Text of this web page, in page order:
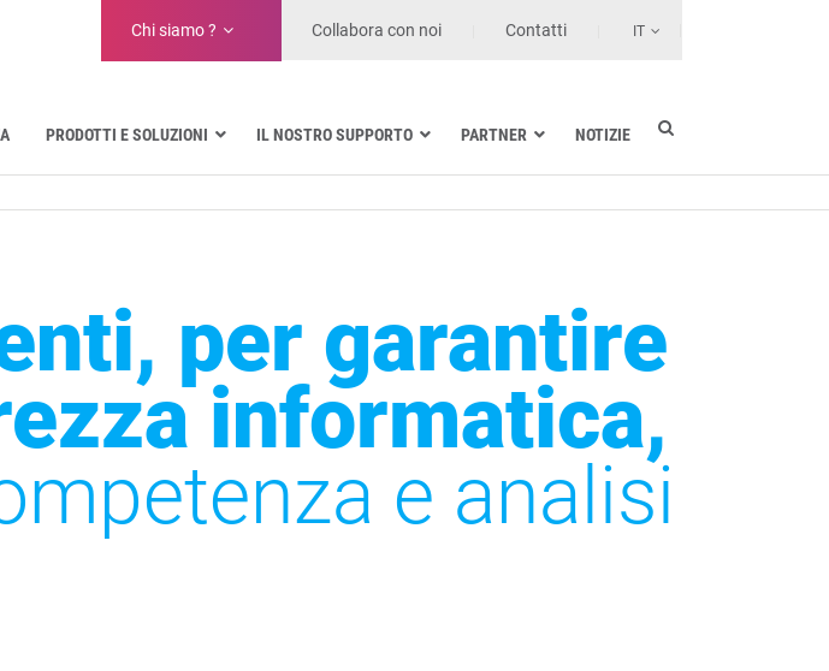
Chi siamo ? Collabora con noi Contatti IT
PRODOTTI E SOLUZIONI
Settore idrico
Facility Management & Warehouse
Tecnologie dell’informazione
IL NOSTRO SUPPORTO PARTNER NOTIZIE
per garantire
informatica,
e analisi